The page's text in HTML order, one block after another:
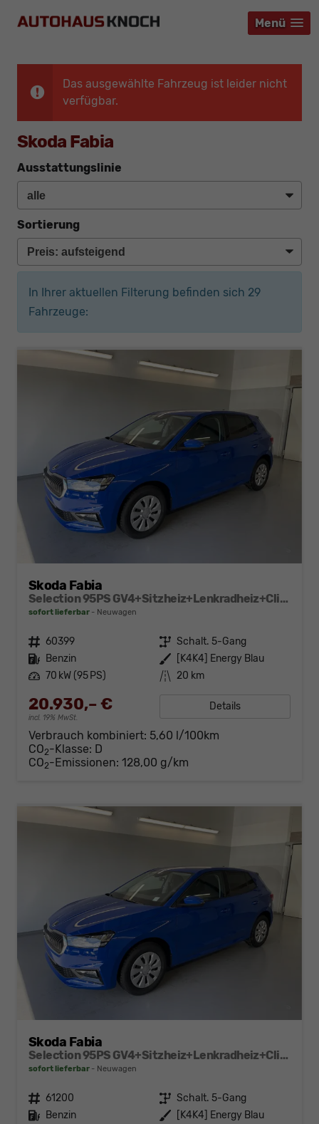
Menü
Menü
Menü
Das ausgewählte Fahrzeug ist leider nicht
verfügbar.
Skoda Fabia
Ausstattungslinie
Sortierung
In Ihrer aktuellen Filterung befinden sich 29
Fahrzeuge:
Skoda Fabia
Selection 95PS GV4+Sitzheiz+Lenkradheiz+Climatronic+Sunset+AppConnect+PDC
sofort lieferbar Neuwagen
Fahrzeugnr. 60399 Getriebe Schalt. 5-Gang
Kraftstoff Benzin Außenfarbe
[K4K4] Energy Blau
Leistung 70 kW (95 PS) Kilometerstand 20 km
20.930,– €
incl. 19% MwSt.
Details
Verbrauch kombiniert: 5,60 l/100km
CO2-Klasse: D
CO2-Emissionen: 128,00 g/km
Skoda Fabia
Selection 95PS GV4+Sitzheiz+Lenkradheiz+Climatronic+Sunset+AppConnect+PDC
sofort lieferbar Neuwagen
Fahrzeugnr. 61200 Getriebe Schalt. 5-Gang
Kraftstoff Benzin Außenfarbe
[K4K4] Energy Blau